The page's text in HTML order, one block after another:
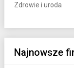
Zdrowie i uroda
Najnowsze